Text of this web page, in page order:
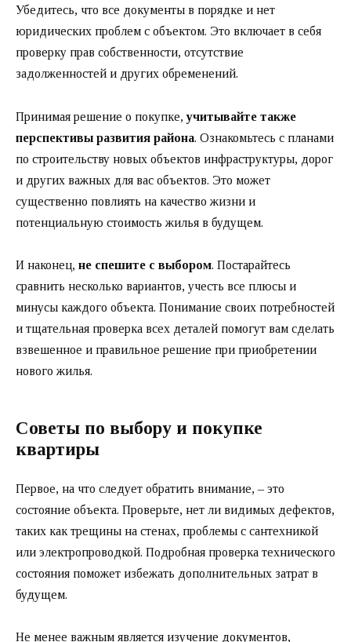
Убедитесь, что все документы в порядке и нет
юридических проблем с объектом. Это включает в себя
проверку прав собственности, отсутствие
задолженностей и других обременений.
Принимая решение о покупке,учитывайте также
перспективы развития района. Ознакомьтесь с планами
по строительству новых объектов инфраструктуры, дорог
и других важных для вас объектов. Это может
существенно повлиять на качество жизни и
потенциальную стоимость жилья в будущем.
И наконец, не спешите с выбором. Постарайтесь
сравнить несколько вариантов, учесть все плюсы и
минусы каждого объекта. Понимание своих потребностей
и тщательная проверка всех деталей помогут вам сделать
взвешенное и правильное решение при приобретении
нового жилья.
Советы по выбору и покупке
квартиры
Первое, на что следует обратить внимание, – это
состояние объекта. Проверьте, нет ли видимых дефектов,
таких как трещины на стенах, проблемы с сантехникой
или электропроводкой. Подробная проверка технического
состояния поможет избежать дополнительных затрат в
будущем.
Не менее важным является изучение документов,